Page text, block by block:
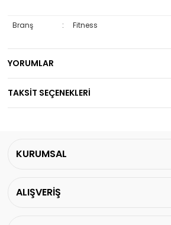
Branş : Fitness
YORUMLAR
TAKSİT SEÇENEKLERİ
KURUMSAL
ALIŞVERİŞ